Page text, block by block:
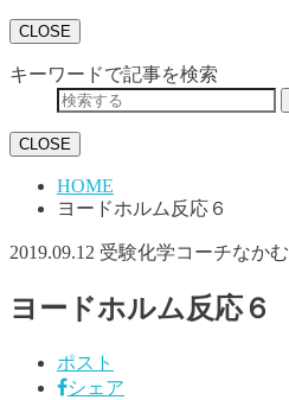
CLOSE
キーワードで記事を検索
CLOSE
HOME
ヨードホルム反応６
2019.09.12 受験化学コーチなか
ヨードホルム反応６
ポスト
シェア